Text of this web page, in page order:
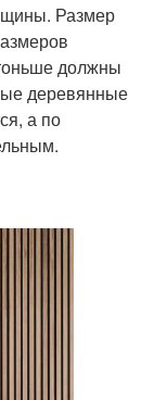
Размер
должны
деревянные
а по